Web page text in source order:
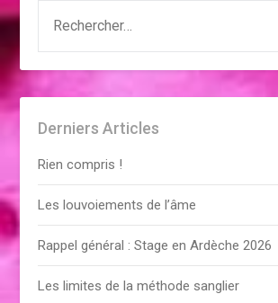
Derniers Articles
Rien compris !
Les louvoiements de l’âme
Rappel général : Stage en Ardèche 2026
Les limites de la méthode sanglier